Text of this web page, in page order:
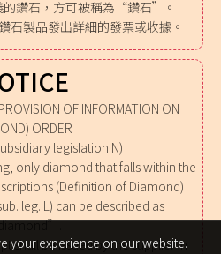
的鑽石，方可被稱為“鑽石”。
石製品發出詳細的發票或收據。
OF INFORMATION ON
ORDER
legislation N)
only diamond that falls within the
(Definition of Diamond)
leg. L) can be described as
shall be issued by the supplier in
your experience on our website.